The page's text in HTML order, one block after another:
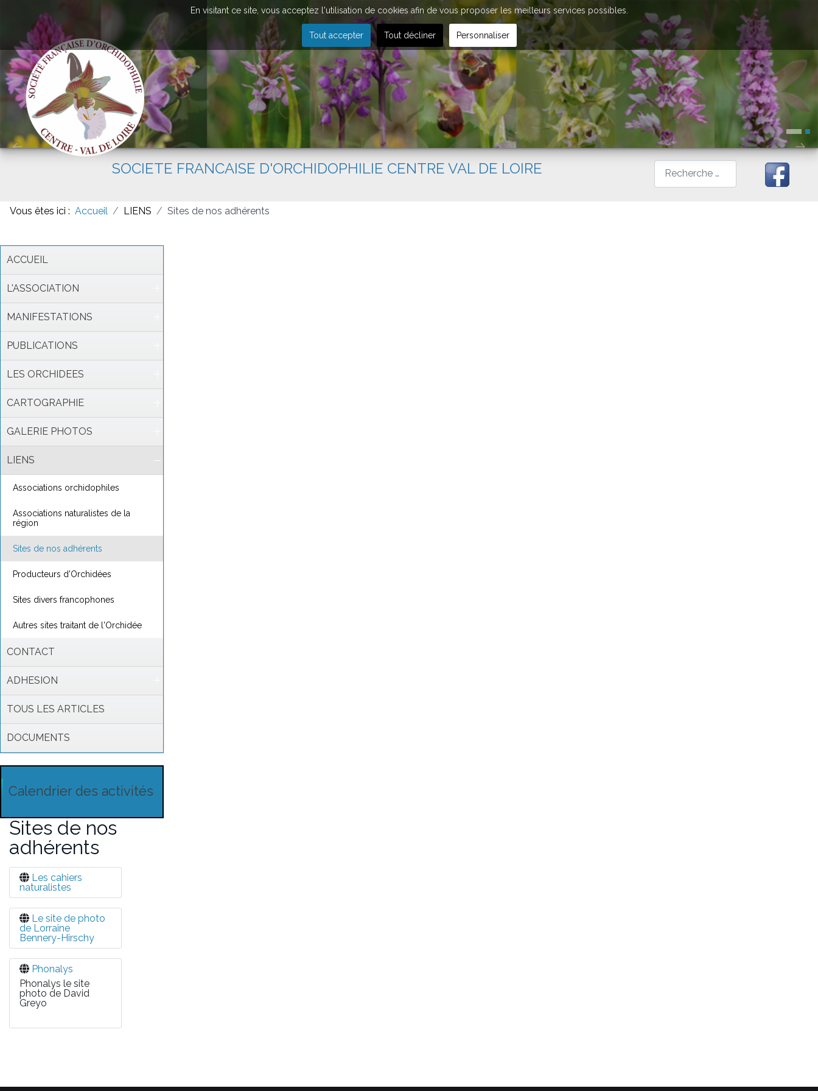
SOCIETE FRANCAISE D'ORCHIDOPHILIE CENTRE VAL DE LOIRE Rechercher
Vous êtes ici : Accueil LIENS Sites de nos adhérents
ACCUEIL
L'ASSOCIATION
MANIFESTATIONS
PUBLICATIONS
LES ORCHIDEES
CARTOGRAPHIE
GALERIE PHOTOS
LIENS
Associations orchidophiles
Associations naturalistes de la
région
Sites de nos adhérents
Producteurs d'Orchidées
Sites divers francophones
Autres sites traitant de l'Orchidée
CONTACT
ADHESION
TOUS LES ARTICLES
DOCUMENTS
Calendrier des activités
Sites de nos
adhérents
Les cahiers
naturalistes
Le site de photo
de Lorraine
Bennery-Hirschy
Phonalys
Phonalys le site
photo de David
Greyo
En visitant ce site, vous acceptez l'utilisation de cookies afin de vous proposer les meilleurs services possibles.
Tout accepter Tout décliner Personnaliser